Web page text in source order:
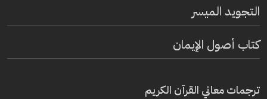
التجويد الميسر
كتاب أصول الإيمان
ترجمات معاني القرآن الكريم